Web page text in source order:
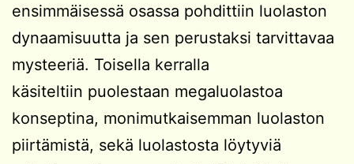
ensimmäisessä osassa pohdittiin luolaston
dynaamisuutta ja sen perustaksi tarvittavaa
mysteeriä. Toisella kerralla
käsiteltiin puolestaan megaluolastoa
konseptina, monimutkaisemman luolaston
piirtämistä, sekä luolastosta löytyviä